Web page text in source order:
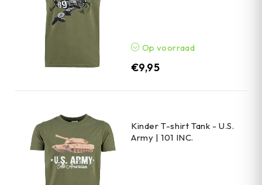
Op voorraad
€9,95
Kinder T-shirt Tank - U.S.
Army | 101 INC.